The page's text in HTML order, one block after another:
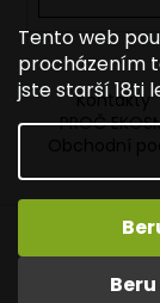
Tento web
procházením
jste starší 18ti
Kontakty
PROČ
Obchodní
Copyright 2026
Všechna